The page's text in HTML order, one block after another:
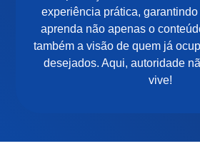
experiência prática,
aprenda não apenas o
também a visão de quem já
desejados. Aqui, autoridade
vive!